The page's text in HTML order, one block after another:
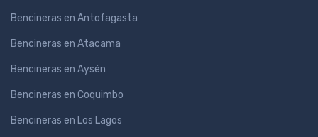
Bencineras en Antofagasta
Bencineras en Atacama
Bencineras en Aysén
Bencineras en Coquimbo
Bencineras en Los Lagos